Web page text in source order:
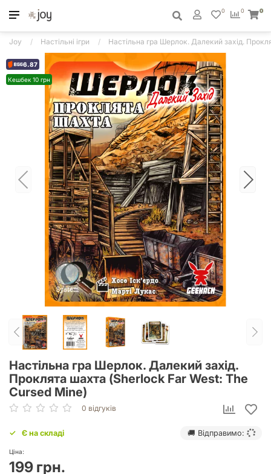
0
0 0
Joy Настільні ігри Настільна гра Шерлок. Далекий захід.
6.87
Кешбек 10 грн
Настільна гра Шерлок. Далекий захід.
Проклята шахта (Sherlock Far West: The
Cursed Mine)
0 відгуків
Є на складі 🚚 Відправимо:
Ціна:
199 грн.